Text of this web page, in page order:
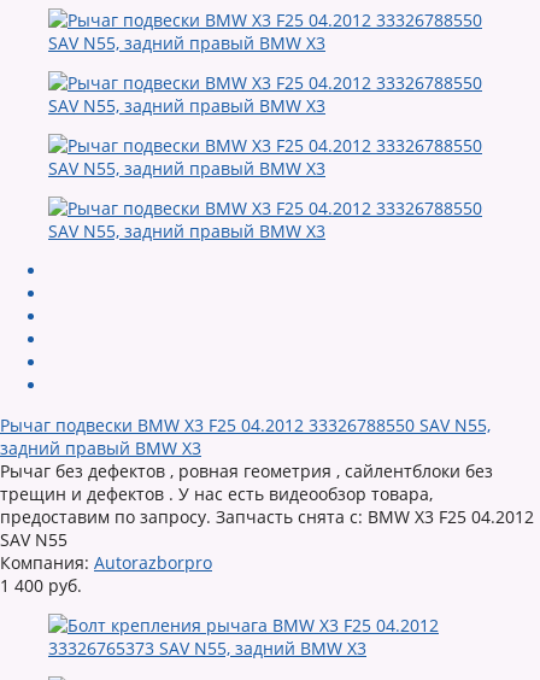
Рычаг подвески BMW X3 F25 04.2012 33326788550 SAV N55,
задний правый BMW X3
Рычаг без дефектов , ровная геометрия , сайлентблоки без
трещин и дефектов . У нас есть видеообзор товара,
предоставим по запросу. Запчасть снята с: BMW X3 F25 04.2012
SAV N55
Компания: Autorazborpro
1 400 руб.